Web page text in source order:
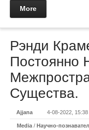
More
Рэнди
Постоянно
Существа.
Ajjana 4-08-2022, 15:38
Media / Научно-